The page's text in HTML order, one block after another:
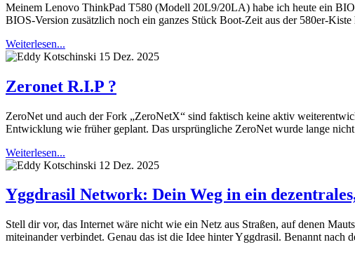
Meinem Lenovo ThinkPad T580 (Modell 20L9/20LA) habe ich heute ein
BIOS-Version zusätzlich noch ein ganzes Stück Boot-Zeit aus der 580er-
Weiterlesen...
15 Dez. 2025
Zeronet R.I.P ?
ZeroNet und auch der Fork „ZeroNetX“ sind faktisch keine aktiv
Entwicklung wie früher geplant. Das ursprüngliche ZeroNet wurde lange
Weiterlesen...
12 Dez. 2025
Yggdrasil Network: Dein Weg in ein
Stell dir vor, das Internet wäre nicht wie ein Netz aus Straßen, auf denen
miteinander verbindet. Genau das ist die Idee hinter Yggdrasil. Benannt nach